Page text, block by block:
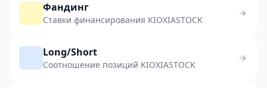
Фандинг
Ставки финансирования KIOXIASTOCK
Long/Short
Соотношение позиций KIOXIASTOCK